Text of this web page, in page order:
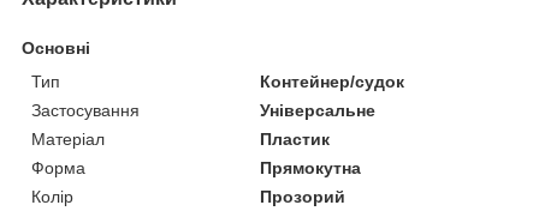
Основні
Тип
Контейнер/судок
Застосування
Універсальне
Матеріал
Пластик
Форма
Прямокутна
Колір
Прозорий